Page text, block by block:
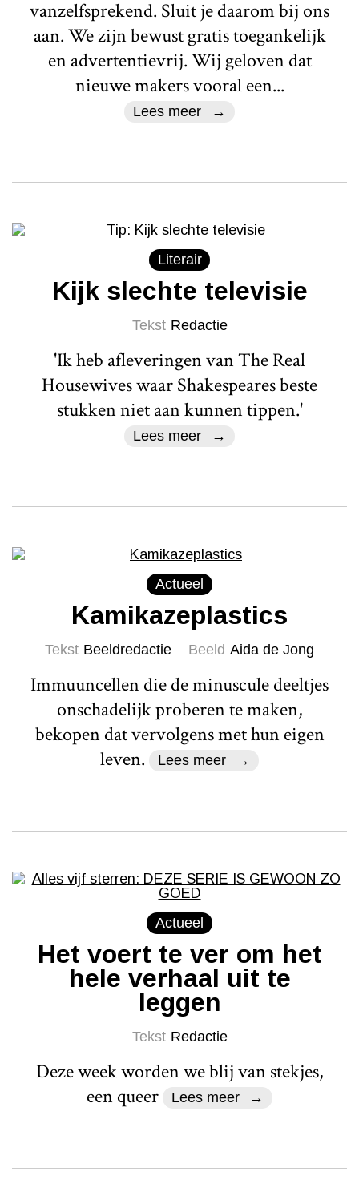
vanzelfsprekend. Sluit je daarom bij ons
aan. We zijn bewust gratis toegankelijk
en advertentievrij. Wij geloven dat
nieuwe makers vooral een...
Lees meer
Literair
Kijk slechte televisie
Tekst Redactie
'Ik heb afleveringen van The Real
Housewives waar Shakespeares beste
stukken niet aan kunnen tippen.'
Lees meer
Actueel
Kamikazeplastics
Tekst Beeldredactie Beeld Aida de Jong
Immuuncellen die de minuscule deeltjes
onschadelijk proberen te maken,
bekopen dat vervolgens met hun eigen
leven.
Lees meer
Actueel
Het voert te ver om het
hele verhaal uit te
leggen
Tekst Redactie
Deze week worden we blij van stekjes,
een queer
Lees meer